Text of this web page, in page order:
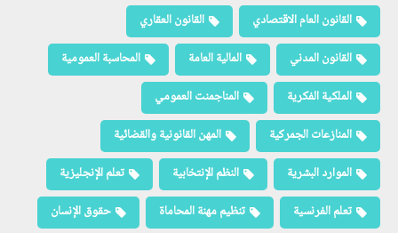
القانون العام الاقتصادي
القانون العقاري
القانون المدني
المالية العامة
المحاسبة العمومية
الملكية الفكرية
المناجمنت العمومي
المنازعات الجمركية
المهن القانونية والقضائية
الموارد البشرية
النظم الإنتخابية
تعلم الإنجليزية
تعلم الفرنسية
تنظيم مهنة المحاماة حقوق الإنسان